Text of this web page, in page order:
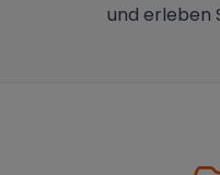
und erleben